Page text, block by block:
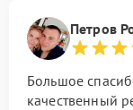
Петров
Большое
качественный